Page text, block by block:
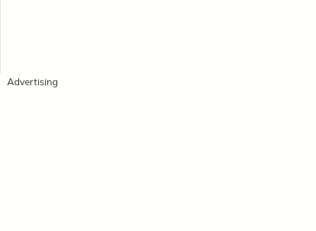
Advertising